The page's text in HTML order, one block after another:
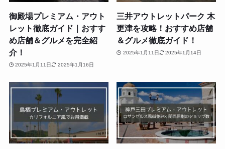
御殿場プレミアム・アウト
レット徹底ガイド｜おすす
め店舗＆グルメを完全紹
介！
2025年1月11日 2025年1月16日
三井アウトレットパーク 木
更津を攻略！おすすめ店舗
＆グルメ徹底ガイド！
2025年1月11日 2025年1月14日